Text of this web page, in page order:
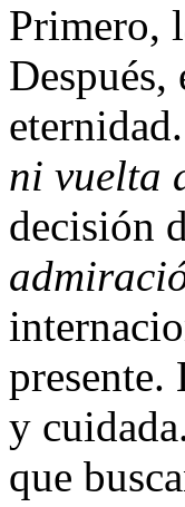
Primero,
ni vuelta
decisión
presente.
y
que